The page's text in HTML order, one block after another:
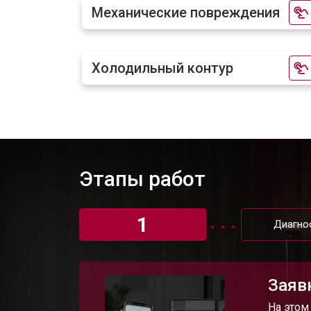
Замена таймера холодильника LG
Замена платы управления
Замена термостата
Замена дефростера
Замена мотор-компрессора
Механические повреждения
Холодильный контур
Этапы работ
1
На